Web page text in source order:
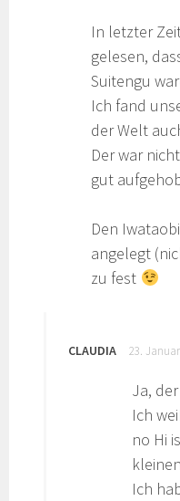
In letzter
gelesen,
Suitengu
Ich fand
der Welt
Der war
gut
Den
angelegt
zu fest
CLAUDIA 23.
Ja,
Ich
no Hi
Ich